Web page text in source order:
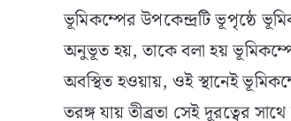
ভূমিকম্পের উপকেন্দ্রটি ভূপৃষ্ঠে
অনুভূত হয়, তাকে বলা হয়
অবস্থিত হওয়ায়, ওই স্থানেই
তরঙ্গ যায় তীব্রতা সেই দূরত্বের